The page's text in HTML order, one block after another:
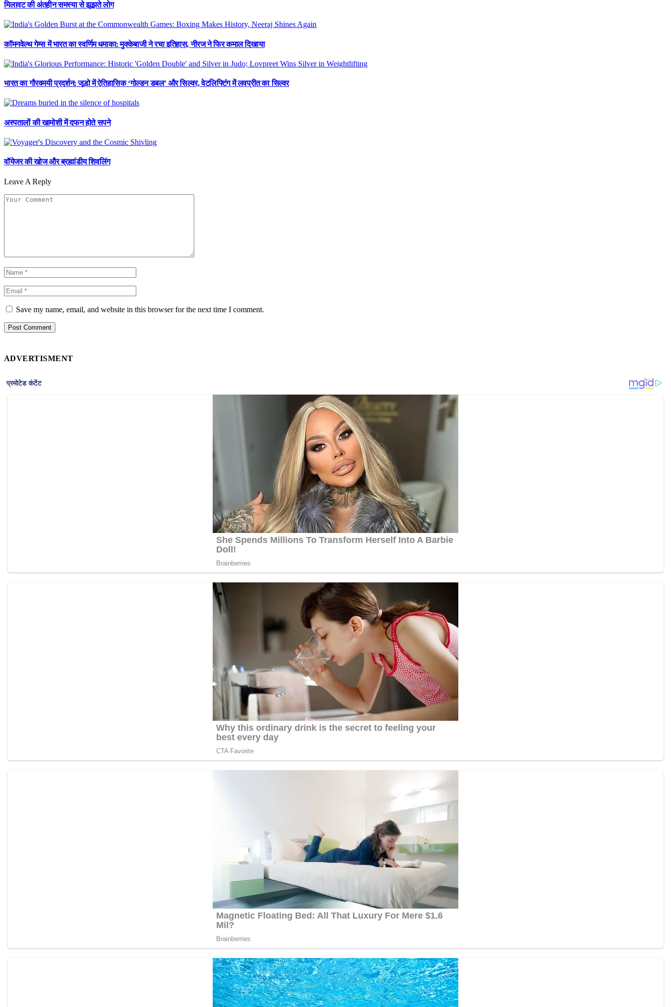
मिलावट की अंतहीन समस्या से झूझते लोग
कॉमनवेल्थ गेम्स में भारत का स्वर्णिम धमाका: मुक्केबाजी ने रचा इतिहास, नीरज ने फिर कमाल दिखाया
भारत का गौरवमयी प्रदर्शन: जूडो में ऐतिहासिक ‘गोल्डन डबल’ और सिल्वर, वेटलिफ्टिंग में लवप्रीत का सिल्वर
अस्पतालों की खामोशी में दफन होते सपने
वॉयेजर की खोज और ब्रह्मांडीय शिवलिंग
Leave A Reply
Save my name, email, and website in this browser for the next time I comment.
ADVERTISMENT